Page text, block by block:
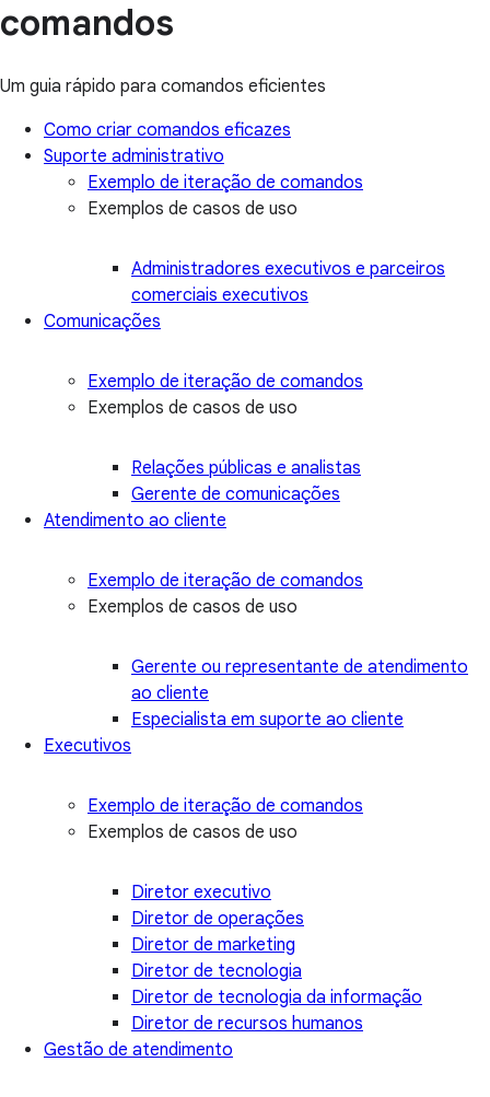
comandos
Um guia rápido para comandos eficientes
Como criar comandos eficazes
Suporte administrativo
Exemplo de iteração de comandos
Exemplos de casos de uso
Administradores executivos e parceiros
comerciais executivos
Comunicações
Exemplo de iteração de comandos
Exemplos de casos de uso
Relações públicas e analistas
Gerente de comunicações
Atendimento ao cliente
Exemplo de iteração de comandos
Exemplos de casos de uso
Gerente ou representante de atendimento
ao cliente
Especialista em suporte ao cliente
Executivos
Exemplo de iteração de comandos
Exemplos de casos de uso
Diretor executivo
Diretor de operações
Diretor de marketing
Diretor de tecnologia
Diretor de tecnologia da informação
Diretor de recursos humanos
Gestão de atendimento